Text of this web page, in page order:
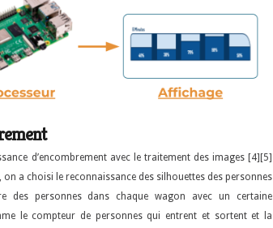
d’encombrement avec le traitement des images [4][5]
a choisi le reconnaissance des silhouettes des personnes
des personnes dans chaque wagon avec un certaine
le compteur de personnes qui entrent et sortent et la